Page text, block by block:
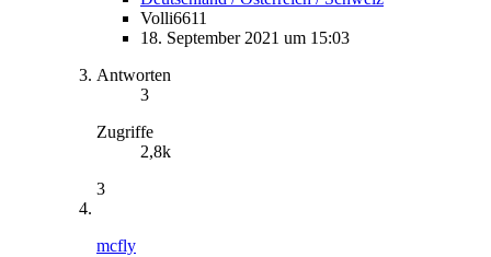
Volli6611
18. September 2021 um 15:03
Antworten
3
Zugriffe
2,8k
3
mcfly